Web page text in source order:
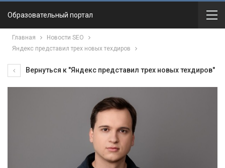
Образовательный портал
Главная
Новости SEO
Яндекс представил трех новых техдиров
Вернуться к "Яндекс представил трех новых техдиров"